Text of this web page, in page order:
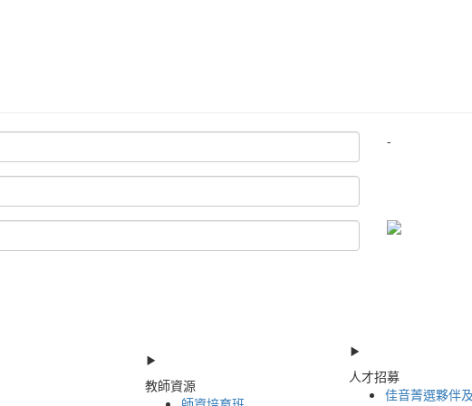
-
教師資源
人才招募
佳音菁選夥伴